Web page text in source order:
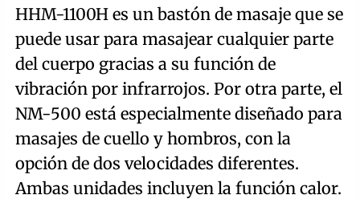
HHM-1100H es un bastón de masaje que se
puede usar para masajear cualquier parte
del cuerpo gracias a su función de
vibración por infrarrojos. Por otra parte, el
NM-500 está especialmente diseñado para
masajes de cuello y hombros, con la
opción de dos velocidades diferentes.
Ambas unidades incluyen la función calor.